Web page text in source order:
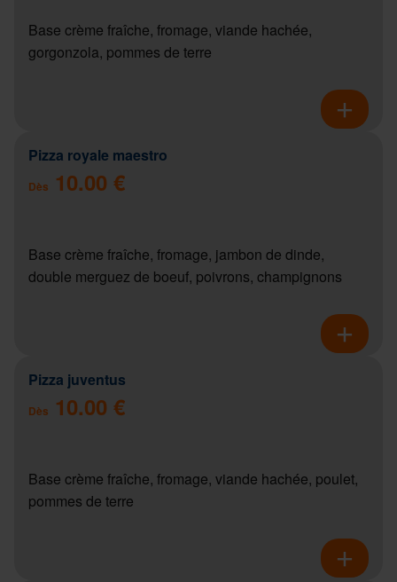
Base crème fraîche, fromage, viande hachée,
gorgonzola, pommes de terre
Pizza royale maestro
Dès 10.00 €
Base crème fraîche, fromage, jambon de dinde,
double merguez de boeuf, poivrons, champignons
Pizza juventus
Dès 10.00 €
Base crème fraîche, fromage, viande hachée, poulet,
pommes de terre